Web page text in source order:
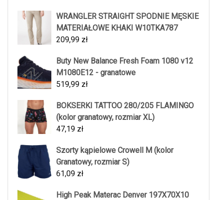
WRANGLER STRAIGHT SPODNIE MĘSKIE
MATERIAŁOWE KHAKI W10TKA787
209,99 zł
Buty New Balance Fresh Foam 1080 v12
M1080E12 - granatowe
519,99 zł
BOKSERKI TATTOO 280/205 FLAMINGO
(kolor granatowy, rozmiar XL)
47,19 zł
Szorty kąpielowe Crowell M (kolor
Granatowy, rozmiar S)
61,09 zł
High Peak Materac Denver 197X70X10